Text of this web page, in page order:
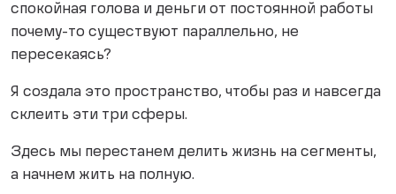
спокойная голова и деньги от постоянной работы
почему-то существуют параллельно, не
пересекаясь?
Я создала это пространство, чтобы раз и навсегда
склеить эти три сферы.
Здесь мы перестанем делить жизнь на сегменты,
а начнем жить на полную.